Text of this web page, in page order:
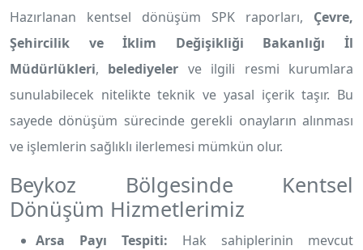
Hazırlanan kentsel dönüşüm SPK raporları, Çevre,
Şehircilik ve İklim Değişikliği Bakanlığı İl
Müdürlükleri, belediyeler ve ilgili resmi kurumlara
sunulabilecek nitelikte teknik ve yasal içerik taşır. Bu
sayede dönüşüm sürecinde gerekli onayların alınması
ve işlemlerin sağlıklı ilerlemesi mümkün olur.
Beykoz Bölgesinde Kentsel
Dönüşüm Hizmetlerimiz
Arsa Payı Tespiti: Hak sahiplerinin mevcut